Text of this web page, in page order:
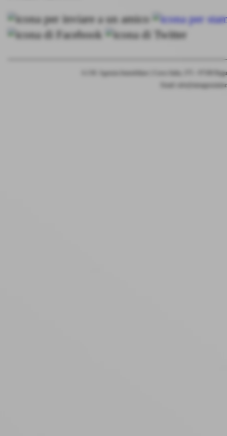
A.I.M. Agenzia Immobiliare | Corso Italia, 375 - 97100